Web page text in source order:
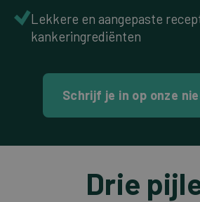
Lekkere en aangepaste
kankeringrediënten
Schrijf je in op onze
Drie